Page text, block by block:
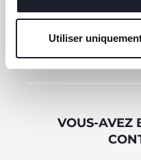
Utiliser
VOUS-AVEZ